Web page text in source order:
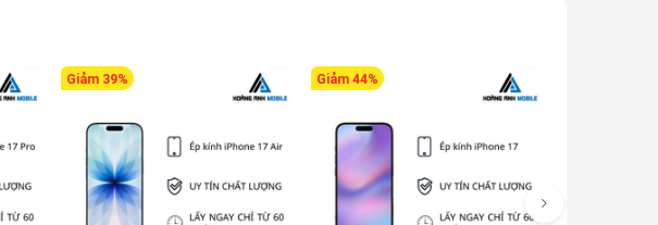
Giảm 39% Giảm 44%